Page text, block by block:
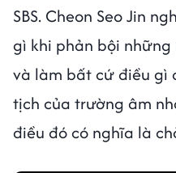
SBS. Cheon Seo Jin
gì khi phản bội
và làm bất cứ điều gì
tịch của trường âm
điều đó có nghĩa là